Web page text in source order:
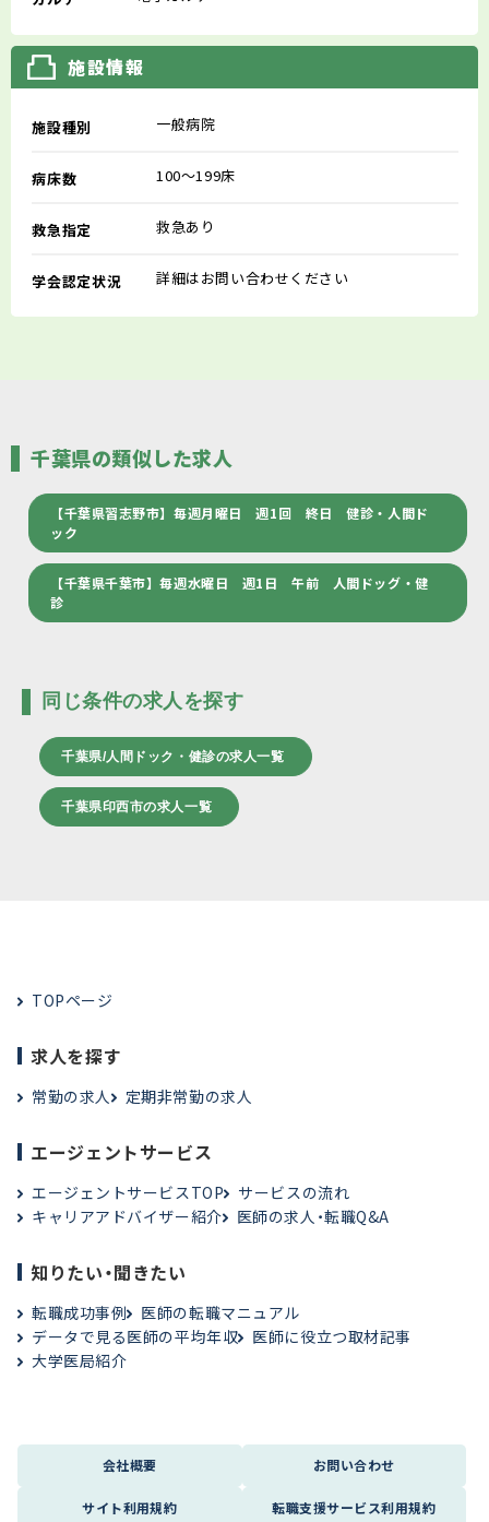
施設情報
施設種別 一般病院
病床数 100～199床
救急指定 救急あり
学会認定状況 詳細はお問い合わせください
千葉県の類似した求人
【千葉県習志野市】毎週月曜日 週1回 終日 健診・人間ド
ック
【千葉県千葉市】毎週水曜日 週1日 午前 人間ドッグ・健
診
同じ条件の求人を探す
千葉県/人間ドック・健診の求人一覧
千葉県印西市の求人一覧
TOPページ
求人を探す
常勤の求人 定期非常勤の求人
エージェントサービス
エージェントサービスTOP
サービスの流れ
キャリアアドバイザー紹介
医師の求人・転職Q&A
知りたい・聞きたい
転職成功事例
医師の転職マニュアル
データで見る医師の平均年収
医師に役立つ取材記事
大学医局紹介
会社概要 お問い合わせ
サイト利用規約 転職支援サービス利用規約